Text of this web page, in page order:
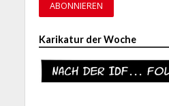
Karikatur der Woche